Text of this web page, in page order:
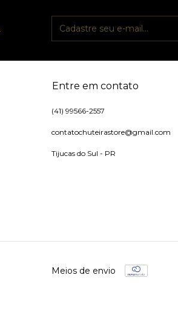
Entre em contato
(41) 99566-2557
contatochuteirastore@gmail.com
Tijucas do Sul - PR
Meios de envio